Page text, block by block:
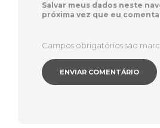
Salvar meus dados neste
próxima vez que eu
Campos obrigatórios são